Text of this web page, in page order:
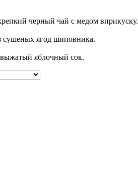
черный чай с медом вприкуску.
сушеных ягод шиповника.
яблочный сок.